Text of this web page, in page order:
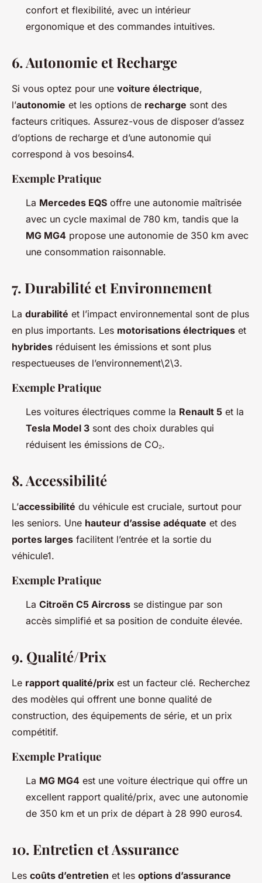
confort et flexibilité, avec un intérieur
ergonomique et des commandes intuitives.
6.Autonomie et Recharge
Si vous optez pour une voiture électrique,
l’autonomie et les options de recharge sont des
facteurs critiques. Assurez-vous de disposer d’assez
d’options de recharge et d’une autonomie qui
correspond à vos besoins4.
Exemple Pratique
La Mercedes EQS offre une autonomie maîtrisée
avec un cycle maximal de 780 km, tandis que la
MG MG4 propose une autonomie de 350 km avec
une consommation raisonnable.
7. Durabilité et Environnement
La durabilité et l’impact environnemental sont de plus
en plus importants. Les motorisations électriques et
hybrides réduisent les émissions et sont plus
respectueuses de l’environnement\2\3.
Exemple Pratique
Les voitures électriques comme la Renault 5 et la
Tesla Model 3 sont des choix durables qui
réduisent les émissions de CO₂.
8.Accessibilité
L’accessibilité du véhicule est cruciale, surtout pour
les seniors. Une hauteur d’assise adéquate et des
portes larges facilitent l’entrée et la sortie du
véhicule1.
Exemple Pratique
La Citroën C5 Aircross se distingue par son
accès simplifié et sa position de conduite élevée.
9. Qualité/Prix
Le rapport qualité/prix est un facteur clé. Recherchez
des modèles qui offrent une bonne qualité de
construction, des équipements de série, et un prix
compétitif.
Exemple Pratique
La MG MG4 est une voiture électrique qui offre un
excellent rapport qualité/prix, avec une autonomie
de 350 km et un prix de départ à 28 990 euros4.
10. Entretien et Assurance
Les coûts d’entretien et les options d’assurance